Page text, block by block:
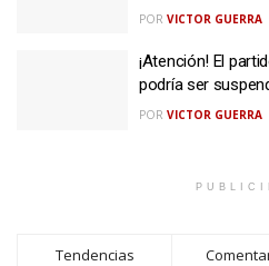
POR VICTOR GUERRA
¡Atención! El
podría ser
POR VICTOR GUERRA
Tendencias